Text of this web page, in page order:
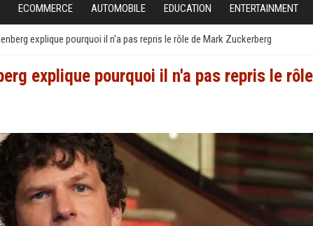
ECOMMERCE AUTOMOBILE EDUCATION ENTERTAINMENT
explique pourquoi il n'a pas repris le rôle de Mark Zuckerberg
explique pourquoi il n'a pas repris le